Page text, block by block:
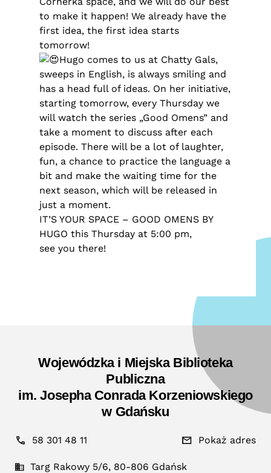
to make it happen! We already have the
first idea, the first idea starts
tomorrow!
Hugo comes to us at Chatty Gals,
sweeps in English, is always smiling and
has a head full of ideas. On her initiative,
starting tomorrow, every Thursday we
will watch the series „Good Omens” and
take a moment to discuss after each
episode. There will be a lot of laughter,
fun, a chance to practice the language a
bit and make the waiting time for the
next season, which will be released in
just a moment.
IT’S YOUR SPACE – GOOD OMENS BY
HUGO this Thursday at 5:00 pm,
see you there!
Wojewódzka i Miejska Biblioteka
Publiczna
im. Josepha Conrada Korzeniowskiego
w Gdańsku
58 301 48 11 Pokaż adres
Targ Rakowy 5/6, 80-806 Gdańsk